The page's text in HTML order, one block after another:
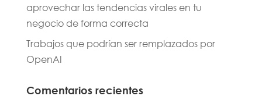
aprovechar las tendencias virales en tu
negocio de forma correcta
Trabajos que podrían ser remplazados por
OpenAI
Comentarios recientes